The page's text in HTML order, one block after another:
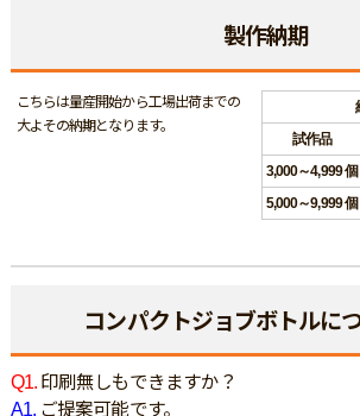
製作納期
こちらは量産開始から工場出荷までの
大よその納期となります。
試作品
3,000～4,999 個
5,000～9,999 個
コンパクトジョブボトルに
Q1. 印刷無しもできますか？
A1. ご提案可能です。